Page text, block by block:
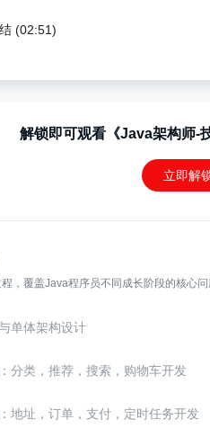
(02:51)
解锁即可观看《Java架构师-
立即解
，覆盖Java程序员不同成长阶段的核心
单体架构设计
分类，推荐，搜索，购物车开发
地址，订单，支付，定时任务开发